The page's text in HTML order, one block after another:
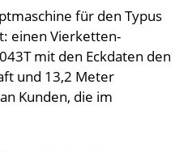
für den Typus
einen Vierketten-
mit den Eckdaten den
und 13,2 Meter
Kunden, die im